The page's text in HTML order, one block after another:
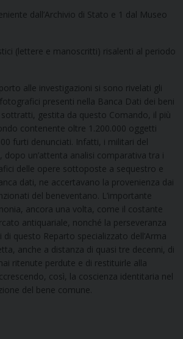
dall’Archivio di Stato e 1 dal Museo
(lettere e manoscritti) risalenti al periodo
alle investigazioni si sono rivelati gli
presenti nella Banca Dati dei beni
gestita da questo Comando, il più
contenente oltre 1.200.000 oggetti
furti denunciati. Infatti, i militari del
dopo un’attenta analisi comparativa tra i
delle opere sottoposte a sequestro e
dati, ne accertavano la provenienza dai
del beneventano. L’importante
ancora una volta, come il costante
antiquariale, nonché la perseveranza
questo Reparto specializzato dell’Arma
anche a distanza di quasi tre decenni, di
ritenute perdute e di restituirle alla
così, la coscienza identitaria nel
del bene comune.